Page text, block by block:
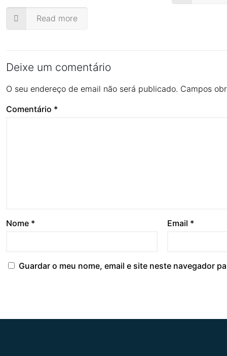
Read more
Deixe um comentário
O seu endereço de email não será publicado. Campos
Comentário *
Nome * Email *
Guardar o meu nome, email e site neste navegador